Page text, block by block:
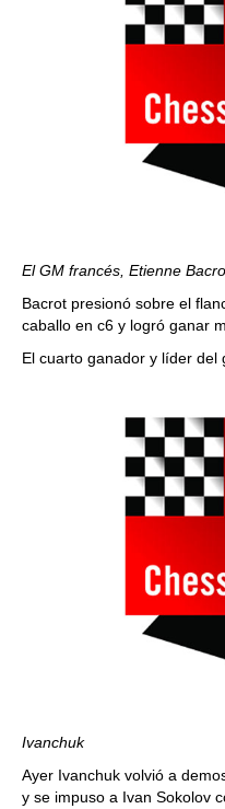
El GM francés, Etienne
Bacrot presionó sobre el
caballo en c6 y logró ganar
El cuarto ganador y líder del
Ivanchuk
Ayer Ivanchuk volvió a
y se impuso a Ivan Sokolov